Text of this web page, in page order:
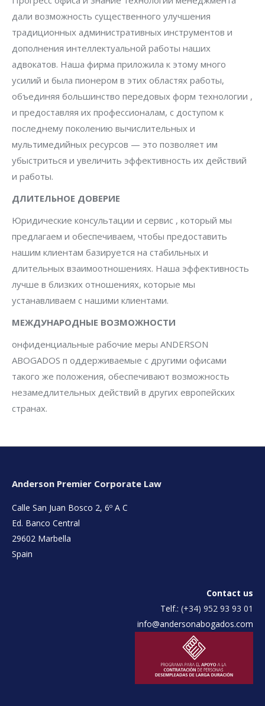
дали возможность существенного улучшения
традиционных административных инструментов и
дополнения интеллектуальной работы наших
адвокатов. Наша фирма приложила к этому много
усилий и была пионером в этих областях работы,
объединяя большинство передовых форм технологии ,
и предоставляя их профессионалам, с доступом к
последнему поколению вычислительных и
мультимедийных ресурсов — это позволяет им
убыстриться и увеличить эффективность их действий
и работы.
ДЛИТЕЛЬНОЕ ДОВЕРИЕ
Юридические консультации и сервис , который мы
предлагаем и обеспечиваем, чтобы предоставить
нашим клиентам базируется на стабильных и
длительных взаимоотношениях. Наша эффективность
лучше в близких отношениях, которые мы
устанавливаем с нашими клиентами.
МЕЖДУНАРОДНЫЕ ВОЗМОЖНОСТИ
онфиденциальные рабочие меры ANDERSON
ABOGADOS п оддерживаемые с другими офисами
такого же положения, обеспечивают возможность
незамедлительных действий в других европейских
странах.
Anderson Premier Corporate Law
Calle San Juan Bosco 2, 6º A C
Ed. Banco Central
29602 Marbella
Spain
Contact us
Telf.: (+34) 952 93 93 01
info@andersonabogados.com